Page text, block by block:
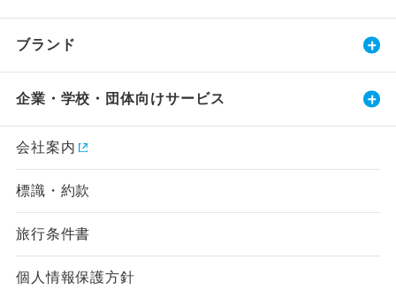
ブランド
企業・学校・団体向けサービス
会社案内
標識・約款
旅行条件書
個人情報保護方針